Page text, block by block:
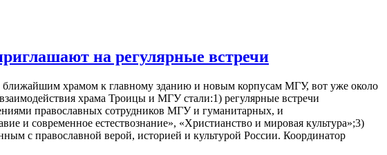
на регулярные встречи
храмом к главному зданию и новым корпусам МГУ, вот уже около
храма Троицы и МГУ стали:1) регулярные встречи
православных сотрудников МГУ и гуманитарных, и
и современное естествознание», «Христианство и мировая культура»;3)
с православной верой, историей и культурой России. Координатор